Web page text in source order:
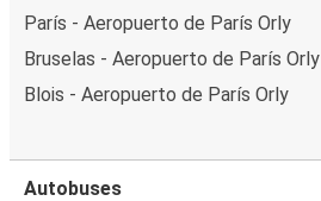
París - Aeropuerto de París Orly
Bruselas - Aeropuerto de París Orly
Blois - Aeropuerto de París Orly
Autobuses